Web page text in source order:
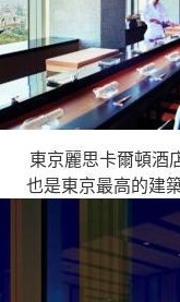
東京麗思卡爾頓酒
也是東京最高的建